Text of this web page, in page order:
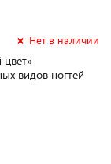
Нет в наличии
видов ногтей